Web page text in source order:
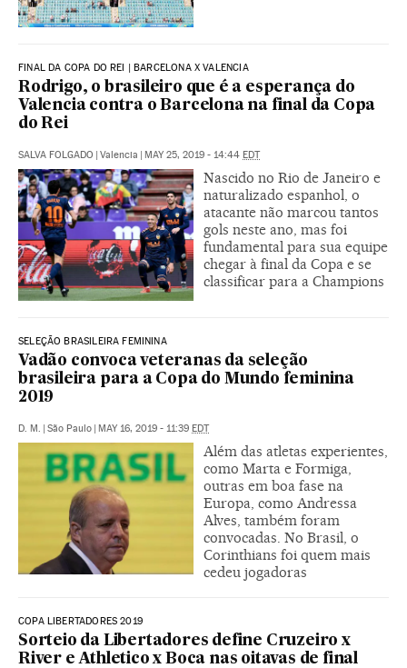
FINAL DA COPA DO REI | BARCELONA X VALENCIA
Rodrigo, o brasileiro que é a esperança do
Valencia contra o Barcelona na final da Copa
do Rei
SALVA FOLGADO | Valencia | MAY 25, 2019 - 14:44 EDT
Nascido no Rio de Janeiro e
naturalizado espanhol, o
atacante não marcou tantos
gols neste ano, mas foi
fundamental para sua equipe
chegar à final da Copa e se
classificar para a Champions
SELEÇÃO BRASILEIRA FEMININA
Vadão convoca veteranas da seleção
brasileira para a Copa do Mundo feminina
2019
D. M. | São Paulo | MAY 16, 2019 - 11:39 EDT
Além das atletas experientes,
como Marta e Formiga,
outras em boa fase na
Europa, como Andressa
Alves, também foram
convocadas. No Brasil, o
Corinthians foi quem mais
cedeu jogadoras
COPA LIBERTADORES 2019
Sorteio da Libertadores define Cruzeiro x
River e Athletico x Boca nas oitavas de final